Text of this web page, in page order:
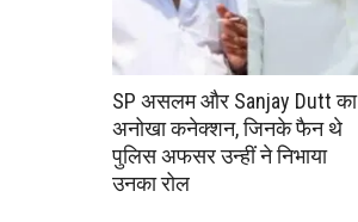
SP असलम और Sanjay Dutt का
अनोखा कनेक्शन, जिनके फैन थे
पुलिस अफसर उन्हीं ने निभाया
उनका रोल